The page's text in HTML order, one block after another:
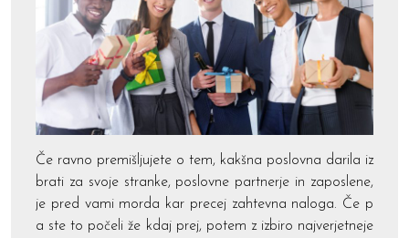
Če ravno premišljujete o tem, kakšna poslovna darila iz
brati za svoje stranke, poslovne partnerje in zaposlene,
je pred vami morda kar precej zahtevna naloga. Če p
a ste to počeli že kdaj prej, potem z izbiro najverjetneje